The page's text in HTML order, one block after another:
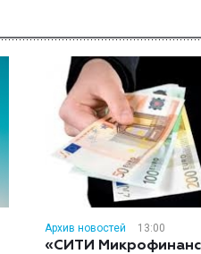
Архив новостей 13:00
«СИТИ